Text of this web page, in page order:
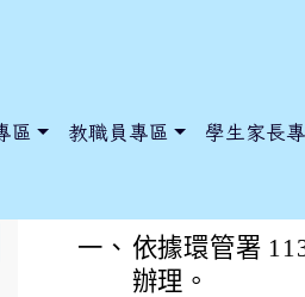
區 教職員專區 學生家長
為推廣增進兒
一、 依據環管署
辦理。